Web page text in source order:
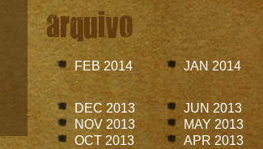
arquivo
FEB 2014 JAN 2014
DEC 2013
NOV 2013
OCT 2013
JUN 2013
MAY 2013
APR 2013